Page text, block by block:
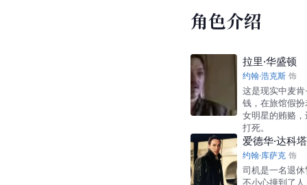
角色介绍
拉里·华盛顿
约翰·浩克斯 饰
这是现实中麦
钱，在旅馆假
女明星的贿赂
打死。
爱德华·达科塔
约翰·库萨克 饰
司机是一名退
不小心撞到了